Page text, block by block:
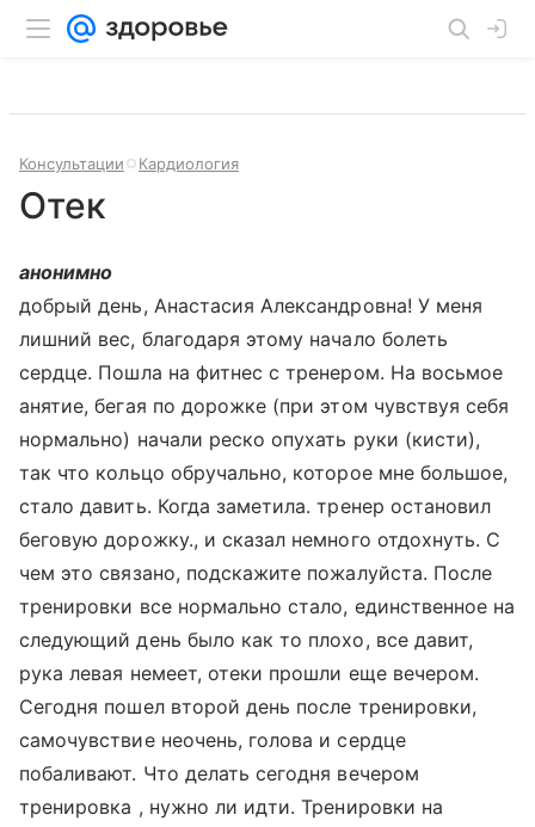
Консультации Кардиология
Отек
анонимно
добрый день, Анастасия Александровна! У меня
лишний вес, благодаря этому начало болеть
сердце. Пошла на фитнес с тренером. На восьмое
анятие, бегая по дорожке (при этом чувствуя себя
нормально) начали реско опухать руки (кисти),
так что кольцо обручально, которое мне большое,
стало давить. Когда заметила. тренер остановил
беговую дорожку., и сказал немного отдохнуть. С
чем это связано, подскажите пожалуйста. После
тренировки все нормально стало, единственное на
следующий день было как то плохо, все давит,
рука левая немеет, отеки прошли еще вечером.
Сегодня пошел второй день после тренировки,
самочувствие неочень, голова и сердце
побаливают. Что делать сегодня вечером
тренировка , нужно ли идти. Тренировки на